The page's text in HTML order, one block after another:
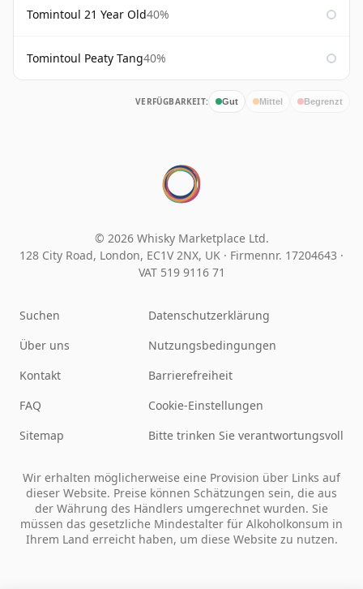
Tomintoul 21 Year Old40%
Tomintoul Peaty Tang40%
VERFÜGBARKEIT: Gut Mittel Begrenzt
© 2026 Whisky Marketplace Ltd.
128 City Road, London, EC1V 2NX, UK · Firmennr. 17204643 ·
VAT 519 9116 71
Suchen
Über uns
Kontakt
FAQ
Sitemap
Datenschutzerklärung
Nutzungsbedingungen
Barrierefreiheit
Cookie-Einstellungen
Bitte trinken Sie verantwortungsvoll
Wir erhalten möglicherweise eine Provision über Links auf
dieser Website. Preise können Schätzungen sein, die aus
der Währung des Händlers umgerechnet wurden. Sie
müssen das gesetzliche Mindestalter für Alkoholkonsum in
Ihrem Land erreicht haben, um diese Website zu nutzen.